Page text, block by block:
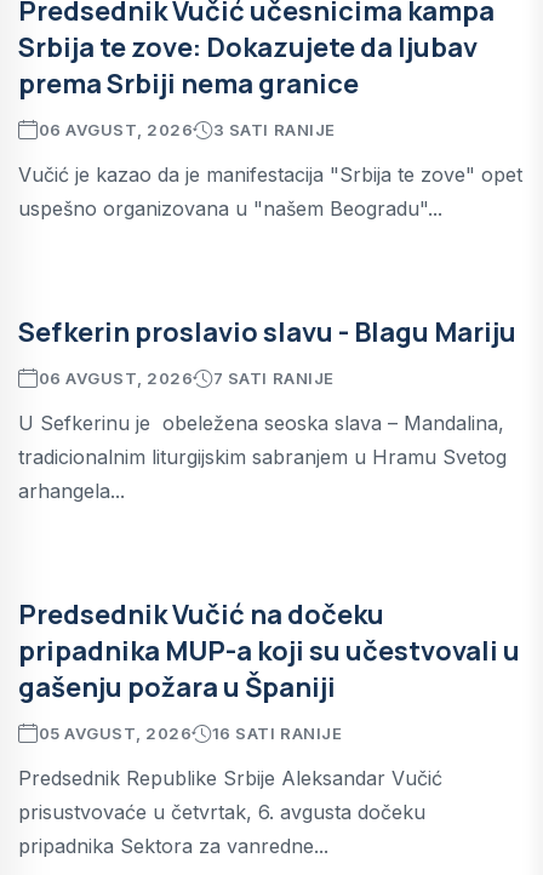
Predsednik Vučić učesnicima kampa
Srbija te zove: Dokazujete da ljubav
prema Srbiji nema granice
06 AVGUST, 2026 3 SATI RANIJE
Vučić je kazao da je manifestacija "Srbija te zove" opet
uspešno organizovana u "našem Beogradu"...
Sefkerin proslavio slavu - Blagu Mariju
06 AVGUST, 2026 7 SATI RANIJE
U Sefkerinu je obeležena seoska slava – Mandalina,
tradicionalnim liturgijskim sabranjem u Hramu Svetog
arhangela...
Predsednik Vučić na dočeku
pripadnika MUP-a koji su učestvovali u
gašenju požara u Španiji
05 AVGUST, 2026 16 SATI RANIJE
Predsednik Republike Srbije Aleksandar Vučić
prisustvovaće u četvrtak, 6. avgusta dočeku
pripadnika Sektora za vanredne...